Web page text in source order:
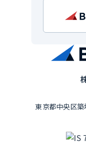
東京都中央区